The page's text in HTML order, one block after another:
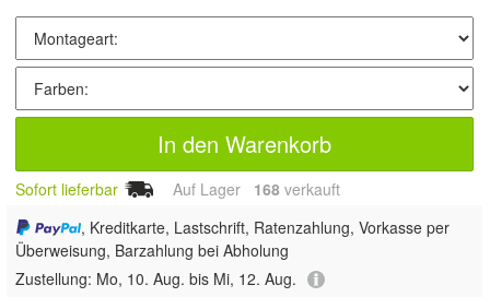
In den Warenkorb
Sofort lieferbar Auf Lager 168 verkauft
, Kreditkarte, Lastschrift, Ratenzahlung, Vorkasse per
Überweisung, Barzahlung bei Abholung
Zustellung: Mo, 10. Aug. bis Mi, 12. Aug.